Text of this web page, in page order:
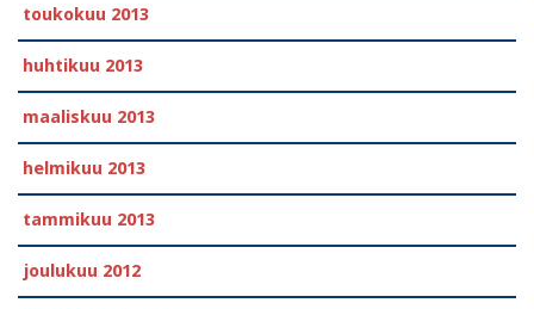
toukokuu 2013
huhtikuu 2013
maaliskuu 2013
helmikuu 2013
tammikuu 2013
joulukuu 2012